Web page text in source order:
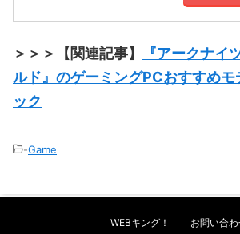
＞＞＞【関連記事】
『アークナイ
ルド』のゲーミングPCおすすめ
ック
-Game
WEBキング！ お問い合